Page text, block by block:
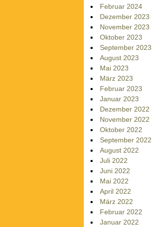
Februar 2024
Dezember 2023
November 2023
Oktober 2023
September 2023
August 2023
Mai 2023
März 2023
Februar 2023
Januar 2023
Dezember 2022
November 2022
Oktober 2022
September 2022
August 2022
Juli 2022
Juni 2022
Mai 2022
April 2022
März 2022
Februar 2022
Januar 2022